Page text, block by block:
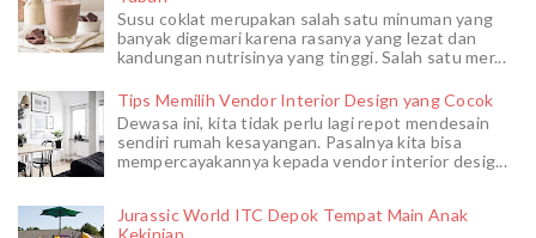
Susu coklat merupakan salah satu minuman yang
banyak digemari karena rasanya yang lezat dan
kandungan nutrisinya yang tinggi. Salah satu mer...
Tips Memilih Vendor Interior Design yang Cocok
Dewasa ini, kita tidak perlu lagi repot mendesain
sendiri rumah kesayangan. Pasalnya kita bisa
mempercayakannya kepada vendor interior desig...
Jurassic World ITC Depok Tempat Main Anak